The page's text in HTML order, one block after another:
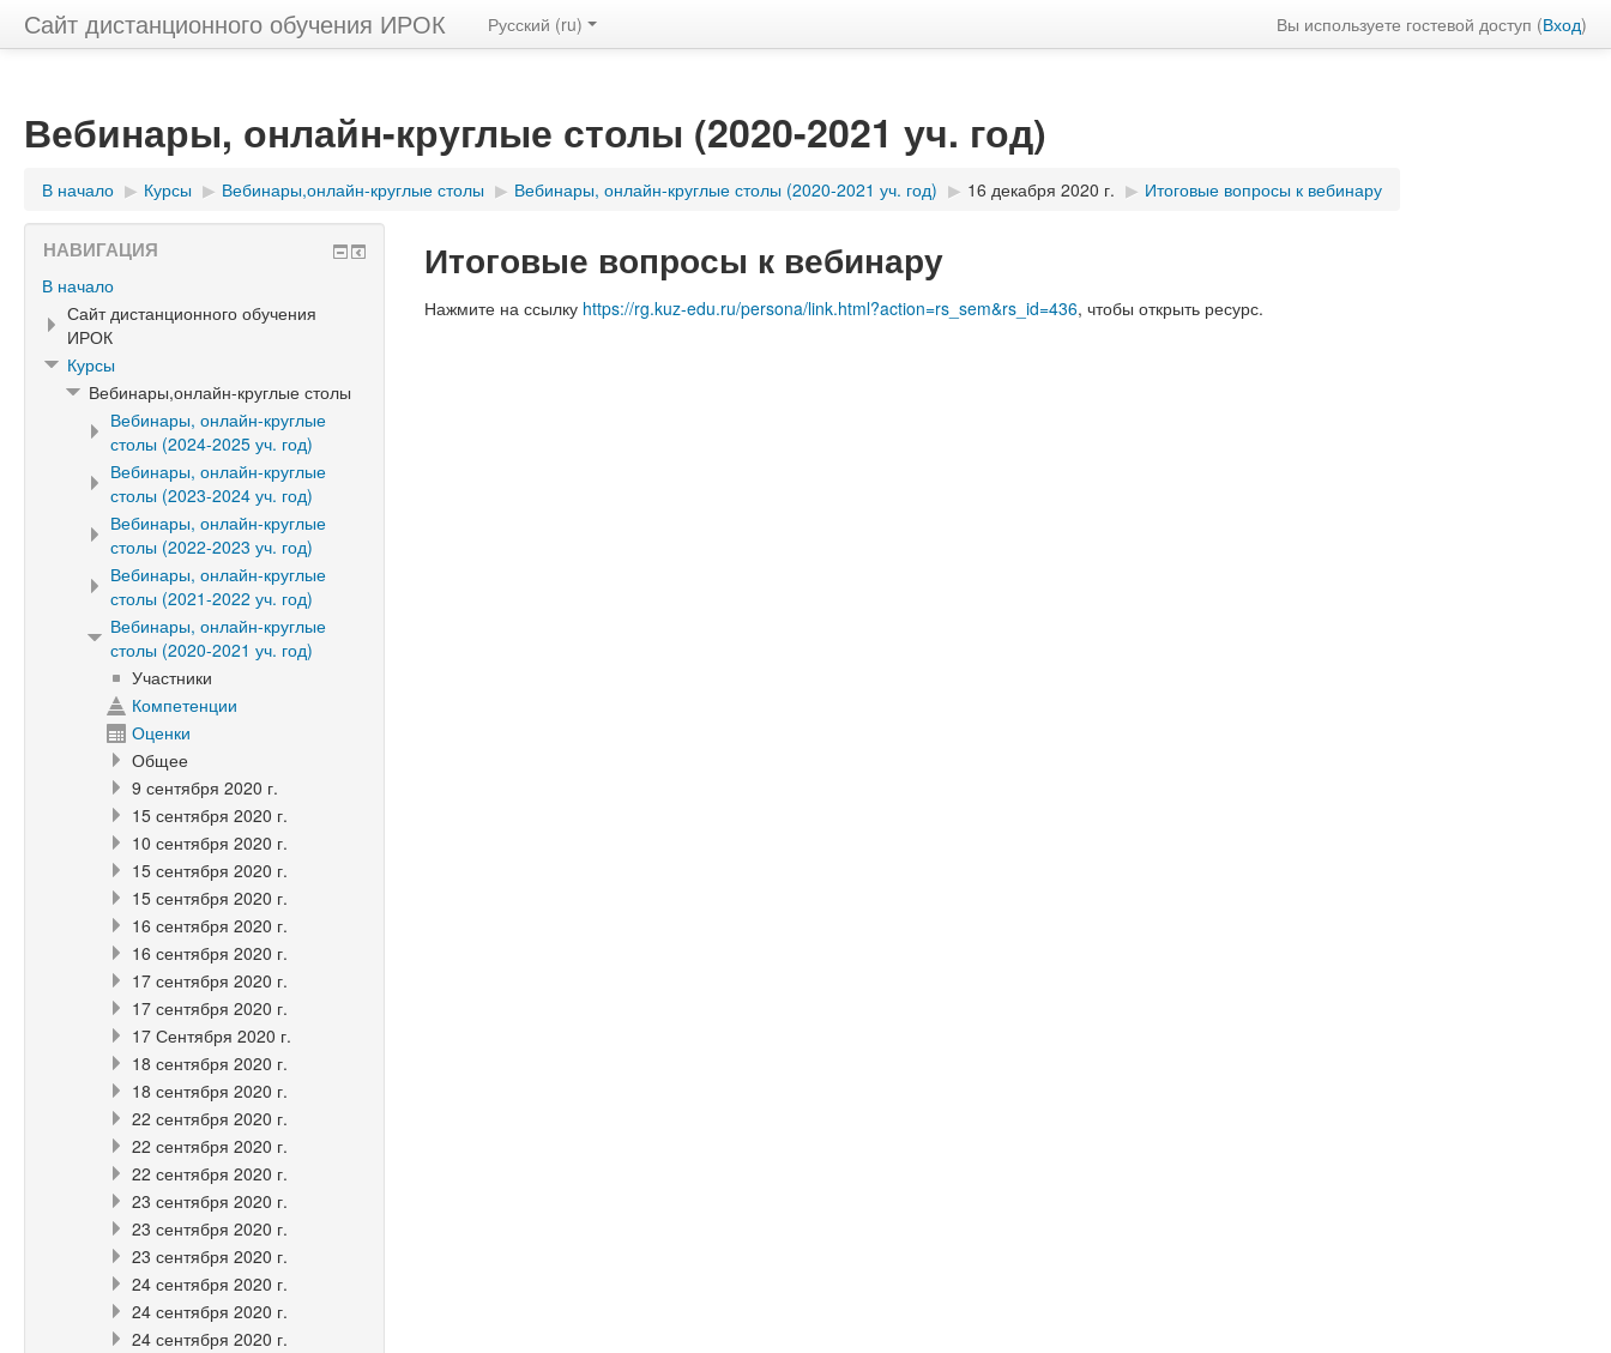
Сайт дистанционного обучения ИРОК Вы используете гостевой доступ (Вход)
Русский ‎(ru)‎
Вебинары, онлайн-круглые столы (2020-2021 уч. год)
В начало ▶︎ Курсы ▶︎ Вебинары,онлайн-круглые столы ▶︎ Вебинары, онлайн-круглые столы (2020-2021 уч. год) ▶︎ 16 декабря 2020 г. ▶︎ Итоговые вопросы к вебинару
Итоговые вопросы к вебинару
Нажмите на ссылку https://rg.kuz-edu.ru/persona/link.html?action=rs_sem&rs_id=436, чтобы открыть ресурс.
НАВИГАЦИЯ
В начало
Сайт дистанционного обучения
ИРОК
Курсы
Вебинары,онлайн-круглые столы
Вебинары, онлайн-круглые
столы (2024-2025 уч. год)
Вебинары, онлайн-круглые
столы (2023-2024 уч. год)
Вебинары, онлайн-круглые
столы (2022-2023 уч. год)
Вебинары, онлайн-круглые
столы (2021-2022 уч. год)
Вебинары, онлайн-круглые
столы (2020-2021 уч. год)
Участники
Компетенции
Оценки
Общее
9 сентября 2020 г.
15 сентября 2020 г.
10 сентября 2020 г.
15 сентября 2020 г.
15 сентября 2020 г.
16 сентября 2020 г.
16 сентября 2020 г.
17 сентября 2020 г.
17 сентября 2020 г.
17 Сентября 2020 г.
18 сентября 2020 г.
18 сентября 2020 г.
22 сентября 2020 г.
22 сентября 2020 г.
22 сентября 2020 г.
23 сентября 2020 г.
23 сентября 2020 г.
23 сентября 2020 г.
24 сентября 2020 г.
24 сентября 2020 г.
24 сентября 2020 г.